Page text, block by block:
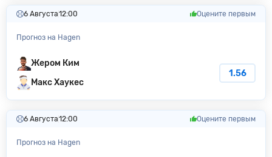
6 Августа12:00 Оцените первым
Прогноз на Hagen
Жером Ким
Макс Хаукес
1.56
6 Августа12:00 Оцените первым
Прогноз на Hagen